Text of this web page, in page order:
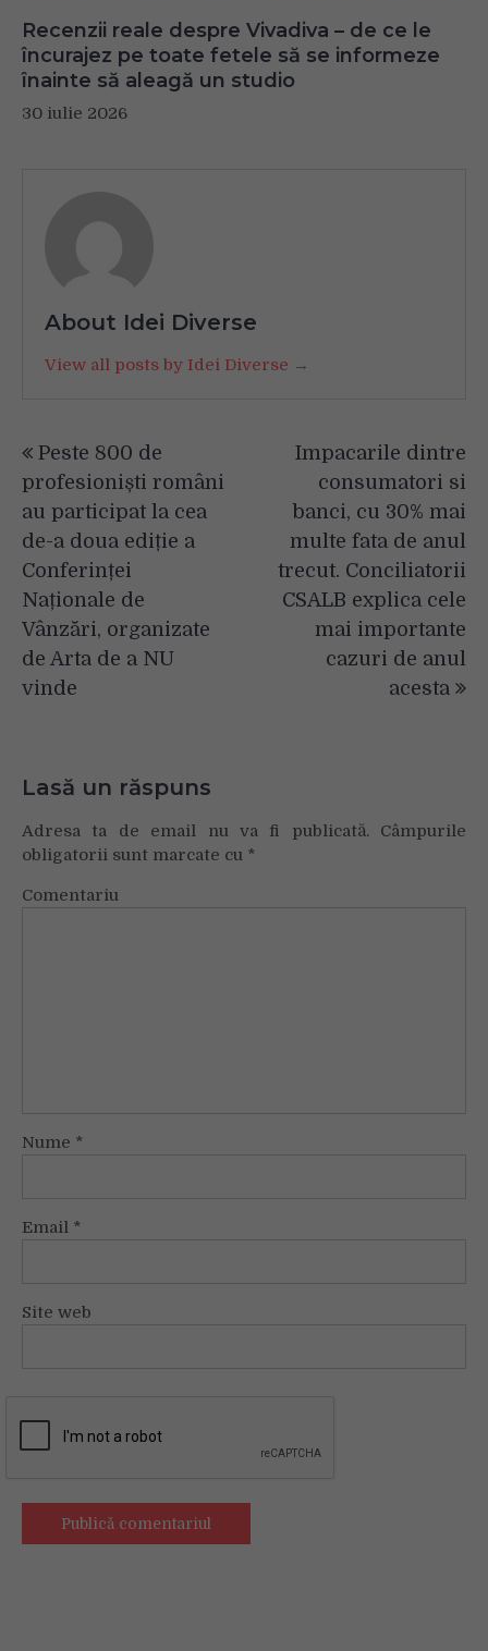
Recenzii reale despre Vivadiva – de ce le
încurajez pe toate fetele să se informeze
înainte să aleagă un studio
30 iulie 2026
About Idei Diverse
View all posts by Idei Diverse →
în
articole
Peste 800 de
profesioniști români
au participat la cea
de-a doua ediție a
Conferinței
Naționale de
Vânzări, organizate
de Arta de a NU
vinde
Impacarile dintre
consumatori si
banci, cu 30% mai
multe fata de anul
trecut. Conciliatorii
CSALB explica cele
mai importante
cazuri de anul
acesta
Lasă un răspuns
Adresa ta de email nu va fi publicată.Câmpurile
obligatorii sunt marcate cu *
Comentariu
Nume *
Email *
Site web